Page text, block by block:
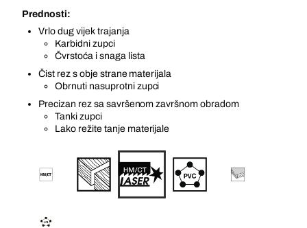
Prednosti:
Vrlo dug vijek trajanja
Karbidni zupci
Čvrstoća i snaga lista
Čist rez s obje strane materijala
Obrnuti nasuprotni zupci
Precizan rez sa savršenom završnom obradom
Tanki zupci
Lako režite tanje materijale